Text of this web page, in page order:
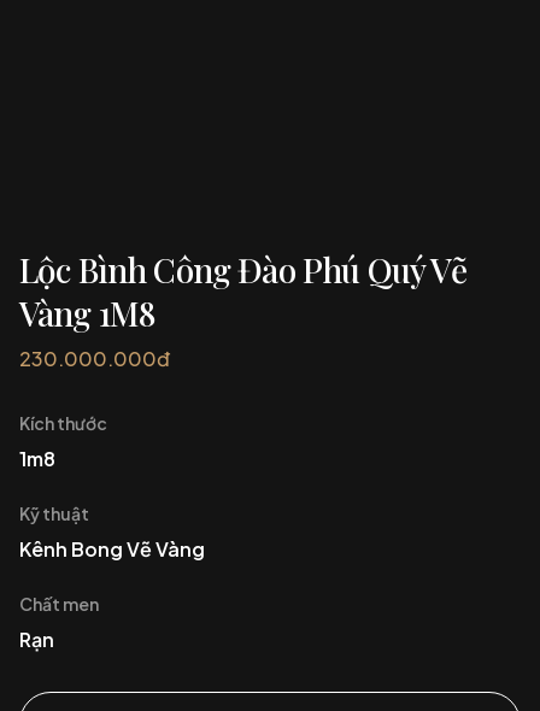
Lộc Bình Công Đào Phú Quý Vẽ
Vàng 1M8
230.000.000đ
Kích thước
1m8
Kỹ thuật
Kênh Bong Vẽ Vàng
Chất men
Rạn